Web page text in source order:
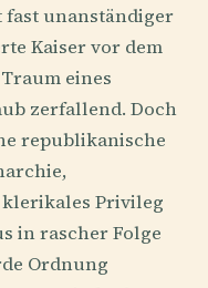
fast unanständiger
Kaiser vor dem
eines
zerfallend. Doch
republikanische
Privileg
in rascher Folge
Ordnung